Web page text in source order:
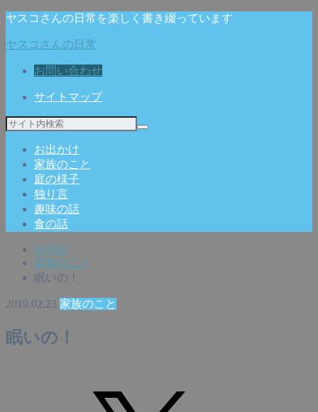
ヤスコさんの日常を楽しく書き綴っています
ヤスコさんの日常
お問い合わせ
サイトマップ
お出かけ
家族のこと
庭の様子
独り言
趣味の話
食の話
HOME
家族のこと
眠いの！
2019.02.23 家族のこと
眠いの！